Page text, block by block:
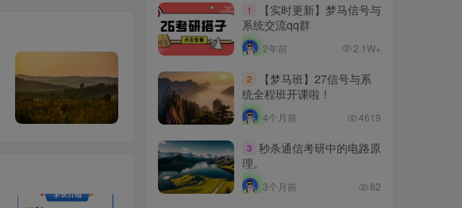
1
【实时更新】梦马信号与
系统交流qq群
2年前 2.1W+
2
【梦马班】27信号与系
统全程班开课啦！
4个月前 4619
3 秒杀通信考研中的电路原
理。
3个月前 82